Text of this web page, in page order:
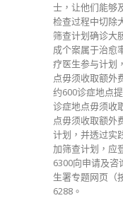
士，让他们能够
检查过程中切除
筛查计划确诊大
成个案属于治愈
疗医生参与计划
点毋须收取额外
约600诊症地点
诊症地点毋须收
点毋须收取额外
计划，并透过实
加筛查计划，应
6300向申请及
生署专题网页（
6288。